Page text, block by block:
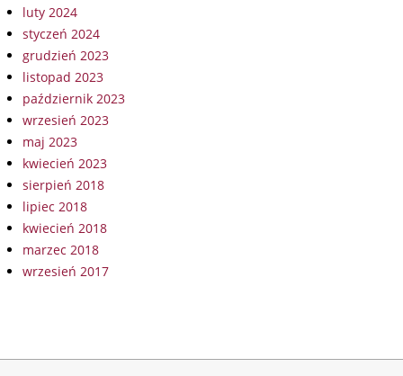
luty 2024
styczeń 2024
grudzień 2023
listopad 2023
październik 2023
wrzesień 2023
maj 2023
kwiecień 2023
sierpień 2018
lipiec 2018
kwiecień 2018
marzec 2018
wrzesień 2017